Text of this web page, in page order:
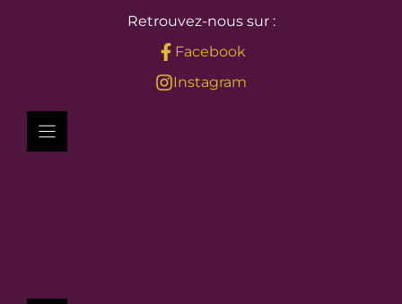
Retrouvez-nous sur :
Facebook
Instagram